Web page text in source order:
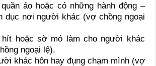
hoặc có những hành động –
dục nơi người khác (vợ chồng ngoại
sờ mó làm cho người khác
ngoại lệ).
hôn hay đụng chạm mình (vợ